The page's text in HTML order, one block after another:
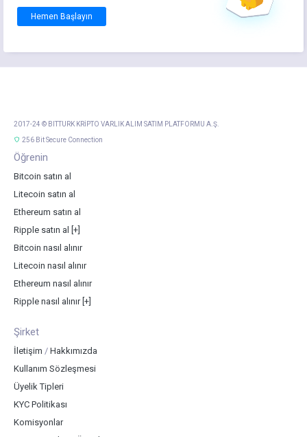
Hemen Başlayın
2017-24 © BITTURK KRİPTO VARLIK ALIM SATIM PLATFORMU A.Ş.
256 Bit Secure Connection
Öğrenin
Bitcoin satın al
Litecoin satın al
Ethereum satın al
Ripple satın al
[+]
Bitcoin nasıl alınır
Litecoin nasıl alınır
Ethereum nasıl alınır
Ripple nasıl alınır [+]
Şirket
İletişim / Hakkımızda
Kullanım Sözleşmesi
Üyelik Tipleri
KYC Politikası
Komisyonlar